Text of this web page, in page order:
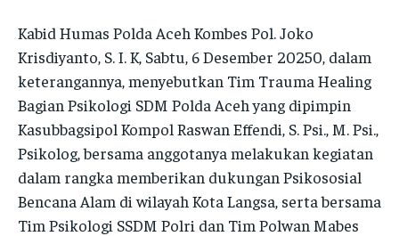
KONTAK
PENSAT
PPID
POLRI TV
MAJALAH TBN
KONTAK
PENSAT
PPID
POLRI TV
MAJALAH TBN
KONTAK
PENSAT
PPID
POLRI TV
MAJALAH TBN
KONTAK
PENSAT
PPID
POLRI TV
MAJALAH TBN
Kabid Humas Polda Aceh Kombes Pol. Joko
Krisdiyanto, S. I. K, Sabtu, 6 Desember 20250, dalam
keterangannya, menyebutkan Tim Trauma Healing
Bagian Psikologi SDM Polda Aceh yang dipimpin
Kasubbagsipol Kompol Raswan Effendi, S. Psi., M. Psi.,
Psikolog, bersama anggotanya melakukan kegiatan
dalam rangka memberikan dukungan Psikososial
Bencana Alam di wilayah Kota Langsa, serta bersama
Tim Psikologi SSDM Polri dan Tim Polwan Mabes